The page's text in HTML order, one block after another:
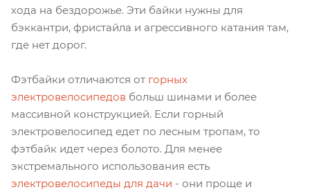
хода на бездорожье. Эти байки нужны для
бэккантри, фристайла и агрессивного катания там,
где нет дорог.
Фэтбайки отличаются от горных
электровелосипедов больш шинами и более
массивной конструкцией. Если горный
электровелосипед едет по лесным тропам, то
фэтбайк идет через болото. Для менее
экстремального использования есть
электровелосипеды для дачи - они проще и